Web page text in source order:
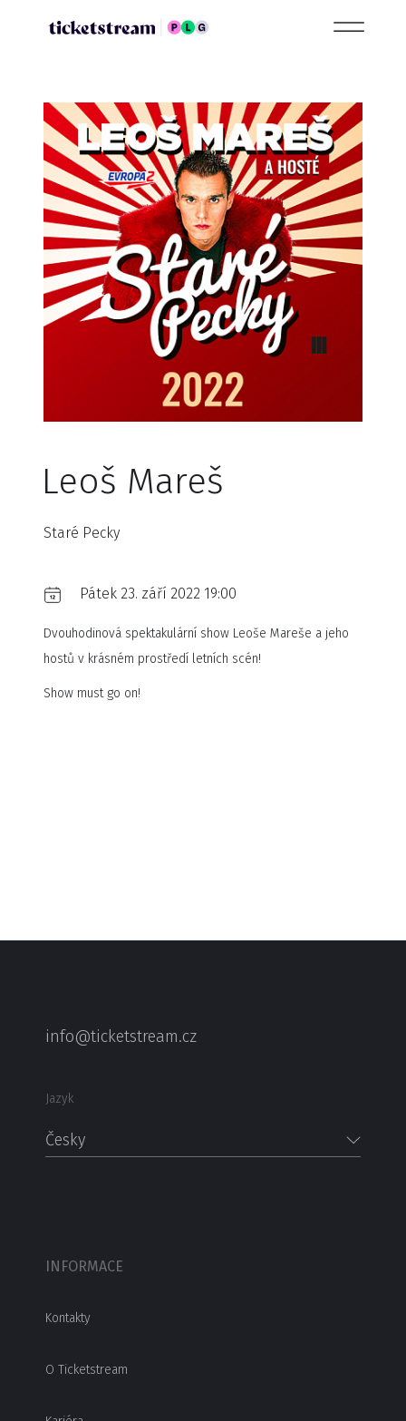
Leoš Mareš
Staré Pecky
Pátek 23. září 2022 19:00
Dvouhodinová spektakulární show Leoše Mareše a jeho
hostů v krásném prostředí letních scén!
Show must go on!
info@ticketstream.cz
Jazyk
Česky
INFORMACE
Kontakty
O Ticketstream